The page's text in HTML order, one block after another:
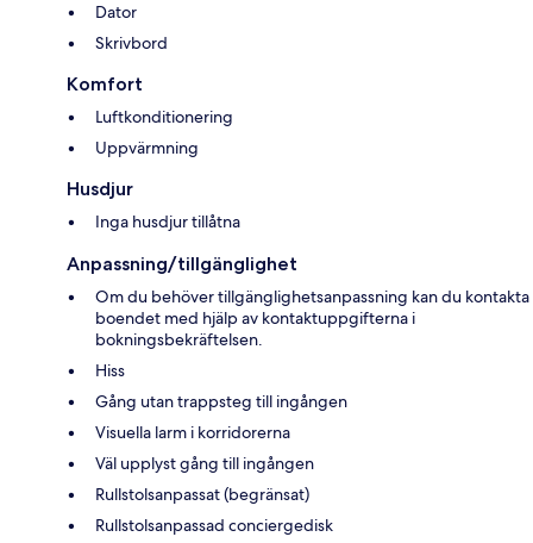
Dator
Skrivbord
Komfort
Luftkonditionering
Uppvärmning
Husdjur
Inga husdjur tillåtna
Anpassning/tillgänglighet
Om du behöver tillgänglighetsanpassning kan du kontakta
boendet med hjälp av kontaktuppgifterna i
bokningsbekräftelsen.
Hiss
Gång utan trappsteg till ingången
Visuella larm i korridorerna
Väl upplyst gång till ingången
Rullstolsanpassat (begränsat)
Rullstolsanpassad conciergedisk